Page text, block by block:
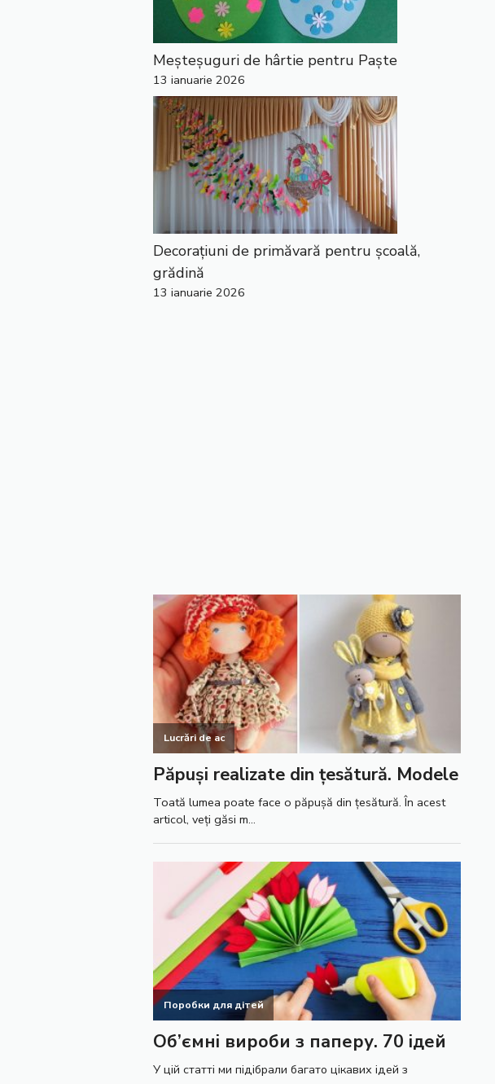
Meșteșuguri de hârtie pentru Paște
13 ianuarie 2026
Decorațiuni de primăvară pentru școală,
grădină
13 ianuarie 2026